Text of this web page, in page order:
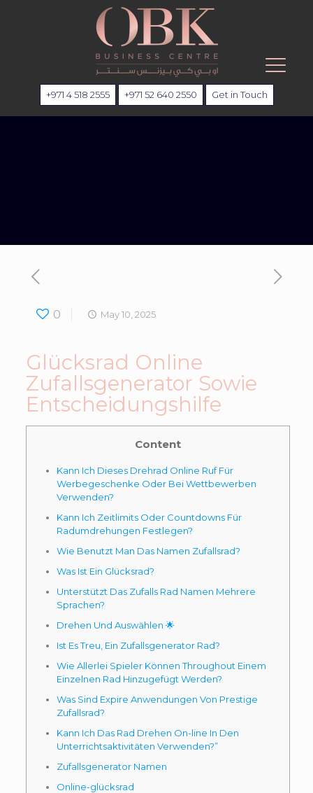
+971 4 518 2555 +971 52 640 2550 Get in Touch
0 May 10, 2025
Glücksrad Online
Zufallsgenerator Sowie
Entscheidungshilfe
Content
Kann Ich Dieses Drehrad Online Ruf Für
Werbegeschenke Oder Bei Wettbewerben
Verwenden?
Kann Ich Zeitlimits Oder Countdowns Für
Radumdrehungen Festlegen?
Wie Benutzt Man Das Namen Zufallsrad?
Was Ist Ein Glücksrad?
Unterstützt Das Zufalls Rad Namen Mehrere
Sprachen?
Drehen Und Auswählen 🌟
Ist Es Treu, Ein Zufallsgenerator Rad?
Wie Allerlei Spieler Können Throughout Einem
Einzelnen Rad Hinzugefügt Werden?
Was Sind Expire Anwendungen Von Prestige
Zufallsrad?
Kann Ich Das Rad Drehen On-line In Den
Unterrichtsaktivitäten Verwenden?”
Zufallsgenerator Namen
Online-glücksrad